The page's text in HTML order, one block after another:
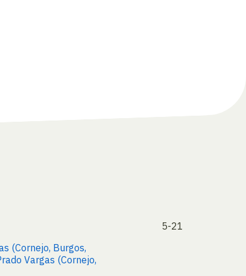
(Cornejo, Burgos,
Vargas (Cornejo,
5-21